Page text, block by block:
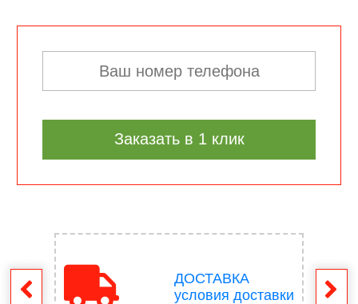
Заказать в 1 клик
ДОСТАВКА
условия доставки